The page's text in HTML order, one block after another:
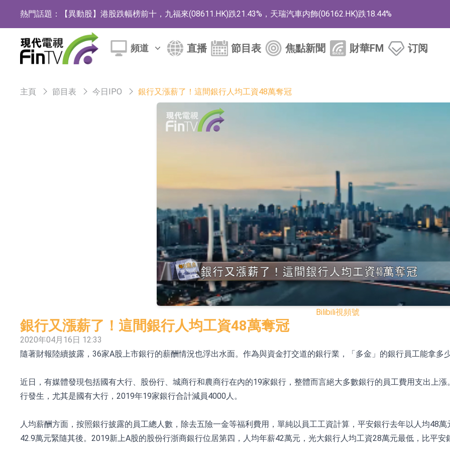
熱門話題： 【異動股】港股跌幅榜前十，九福來(08611.HK)跌21.43%，天瑞汽車内飾(06162.HK)跌18.44%
【異動股】港股漲幅榜前十，佳明集團控股(01271.HK)漲+78.22%，拿森科技(02261.HK)漲+64.11%
斯迪克：公司為國內摺疊屏核心功能材料供應商
聚辰股份：公司VPD芯片已順利通過目標客戶的測試認證
上期所：7月份對11個實際控制關系賬戶組採取限制開倉的監管措施
特發服務：成功中標嗶哩嗶哩上海濱江總部物業服務項目
理工雷科面向邊緣AI場景推出"山海"系列智算模組 系列產品基於國產CPU與GPU構建
依米康：海外交付以東南亞、中東市場為主 並已取得歐美相關認證
上交所：財通多策略福鑫定期開放靈活配置混合型發起式證券投資基金臨時停牌
上交所：景順長城全球半導體芯片產業股票型證券投資基金臨時停牌
【異動股】港股跌幅榜前十，卡森國際(00496.HK)跌22.40%，九福來(08611.HK)跌21.01%
【異動股】港股漲幅榜前十，拿森科技(02261.HK)漲+75.05%，辰興發展(02286.HK)漲+64.91%
神火股份：新疆神火鋁水轉化率已100%
【異動股】焦炭Ⅲ板塊下挫，陝西黑貓(601015.CN)跌8.38%
浙江證監局對財通證券股份有限公司採取出具警示函措施
山金國際：港股上市工作正常推進中
頻道 直播 節目表 焦點新聞 財華FM 订阅
主頁 節目表 今日IPO 銀行又漲薪了！這間銀行人均工資48萬奪冠
Bilibili視頻號
銀行又漲薪了！這間銀行人均工資48萬奪冠
2020年04月16日 12:33
隨著財報陸續披露，36家A股上市銀行的薪酬情況也浮出水面。作為與資金打交道的銀行業，「多金」的銀行員工能拿多
近日，有媒體發現包括國有大行、股份行、城商行和農商行在內的19家銀行，整體而言絕大多數銀行的員工費用支出上
行發生，尤其是國有大行，2019年19家銀行合計減員4000人。
人均薪酬方面，按照銀行披露的員工總人數，除去五險一金等福利費用，單純以員工工資計算，平安銀行去年以人均48
42.9萬元緊隨其後。2019新上A股的股份行浙商銀行位居第四，人均年薪42萬元，光大銀行人均工資28萬元最低，比平安